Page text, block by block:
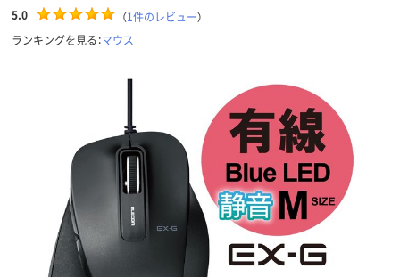
5.0 （1件のレビュー）
ランキングを見る：マウス